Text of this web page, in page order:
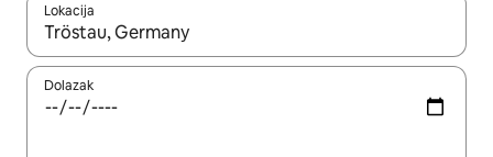
Lokacija
Kada budu dostupni rezultati, moći ćete ih pregledati
Dolazak